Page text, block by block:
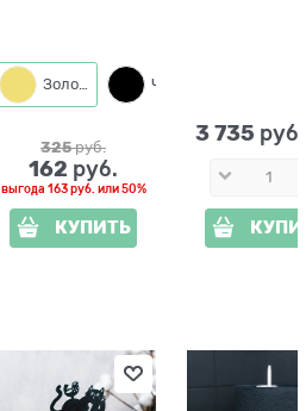
Золото
325 руб.
162 руб.
выгода 163 руб. или50%
КУПИТЬ
3 735